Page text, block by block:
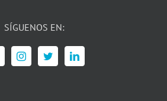
SÍGUENOS EN: